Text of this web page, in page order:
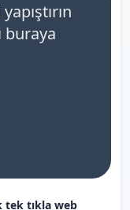
buraya
tek tıkla web